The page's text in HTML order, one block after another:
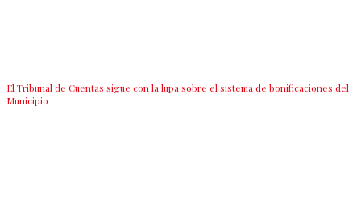
El Tribunal de Cuentas sigue con la lupa sobre el sistema de bonificaciones del
Municipio